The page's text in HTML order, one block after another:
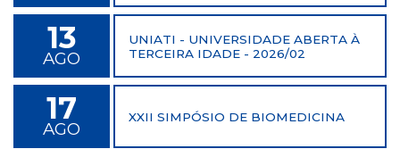
13
AGO
UNIATI - UNIVERSIDADE ABERTA À
TERCEIRA IDADE - 2026/02
17
AGO
XXII SIMPÓSIO DE BIOMEDICINA